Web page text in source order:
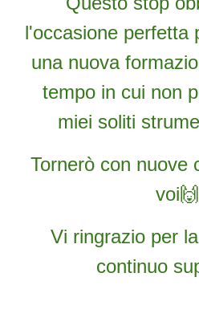
l'occasione perfetta
una nuova
tempo in cui non
miei soliti
Tornerò con nuove
Vi ringrazio per
continuo